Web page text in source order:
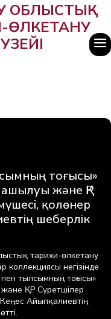
ОБЛЫСТЫҚ
ӨЛКЕТАНУ
тоғысы»
және ҚР
қолөнер
шеберлік
тарихи-өлкетану
коллекциясы негізінде
тылсымның тоғысы»
ҚР Суретшілер
Айыпқалиевтің